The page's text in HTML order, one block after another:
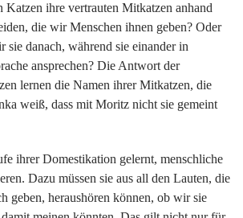
Katzen ihre vertrauten Mitkatzen anhand
die wir Menschen ihnen geben? Oder
sie danach, während sie einander in
ansprechen? Die Antwort der
lernen die Namen ihrer Mitkatzen, die
weiß, dass mit Moritz nicht sie gemeint
ihrer Domestikation gelernt, menschliche
Dazu müssen sie aus all den Lauten, die
geben, heraushören können, ob wir sie